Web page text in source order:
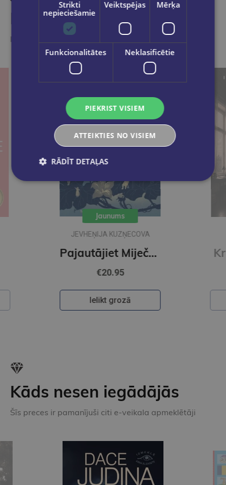
Līdzīgas preces
Ieskaties, varbūt noder
Jaunums
IKARS PIEBALGS
Krāsainā pasaule
€22.50
Ielikt grozā
Kāds nesen iegādājās
Šīs preces ir pamanījuši citi e-veikala apmeklētāji
Strikti
nepieciešamie
Veiktspējas Mērķa
Funkcionalitātes Neklasificētie
PIEKRIST VISIEM
ATTEIKTIES NO VISIEM
RĀDĪT DETAĻAS